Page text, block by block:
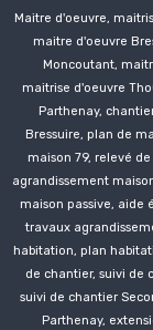
Maitre d'oeuvre,
maitre d'oeuvre
Moncoutant,
maitrise d'oeuvre
Parthenay,
Bressuire, plan de
maison 79, relevé
agrandissement
maison passive, aide
travaux
habitation, plan
de chantier, suivi de
suivi de chantier
Parthenay,